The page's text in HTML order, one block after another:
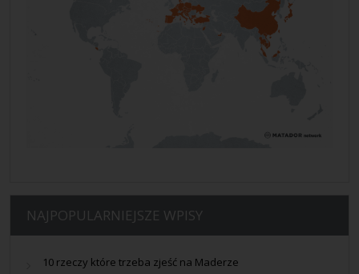
NAJPOPULARNIEJSZE WPISY
10 rzeczy które trzeba zjeść na Maderze